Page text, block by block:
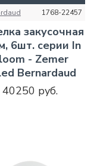
1768-22457
закусочная
6шт. серии In
- Zemer
Bernardaud
40250 руб.